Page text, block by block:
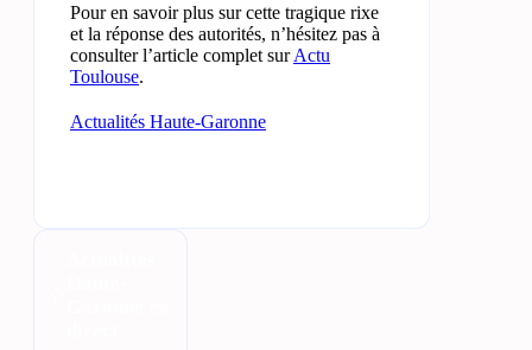
Pour en savoir plus sur cette tragique rixe
et la réponse des autorités, n’hésitez pas à
consulter l’article complet surActu
Toulouse.
Actualités Haute-Garonne